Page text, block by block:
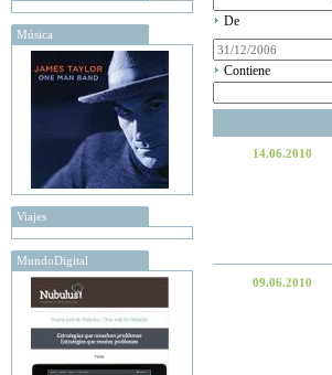
Música
Viajes
MundoDigital
De
Contiene
14.06.2010
09.06.2010